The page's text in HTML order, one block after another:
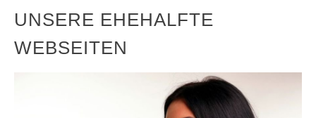
UNSERE EHEHALFTE
WEBSEITEN